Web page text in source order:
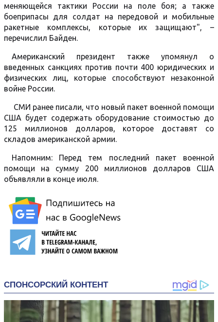
меняющейся тактики России на поле боя; а также
боеприпасы для солдат на передовой и мобильные
ракетные комплексы, которые их защищают", –
перечислил Байден.
Американский президент также упомянул о
введенных санкциях против почти 400 юридических и
физических лиц, которые способствуют незаконной
войне России.
СМИ ранее писали, что новый пакет военной помощи
США будет содержать оборудование стоимостью до
125 миллионов долларов, которое доставят со
складов американской армии.
Напомним: Перед тем последний пакет военной
помощи на сумму 200 миллионов долларов США
объявляли в конце июля.